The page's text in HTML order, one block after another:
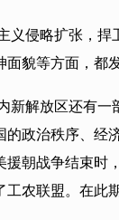
义侵略扩张，
貌等方面，都
新解放区还有
的政治秩序、
朝战争结束时
农联盟。在此